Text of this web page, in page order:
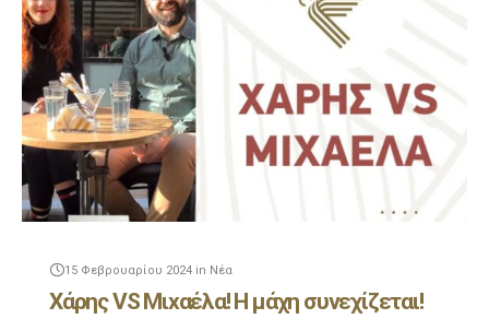
15 Φεβρουαρίου 2024 in Νέα
Χάρης VS Μιxαέλα! Η μάχη συνεχίζεται!